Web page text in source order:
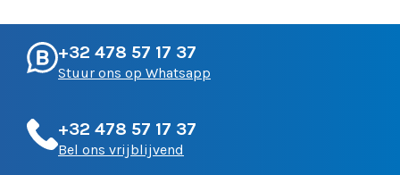
+32 478 57 17 37
Stuur ons op Whatsapp
+32 478 57 17 37
Bel ons vrijblijvend